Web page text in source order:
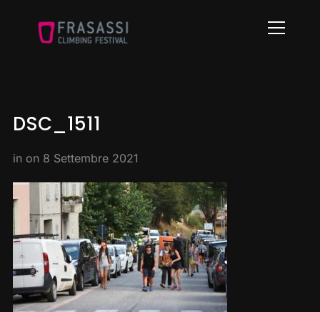
Info
DSC_1511
in on 8 Settembre 2021